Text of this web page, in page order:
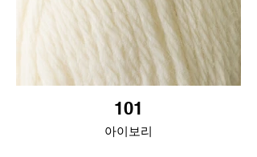
101
아이보리